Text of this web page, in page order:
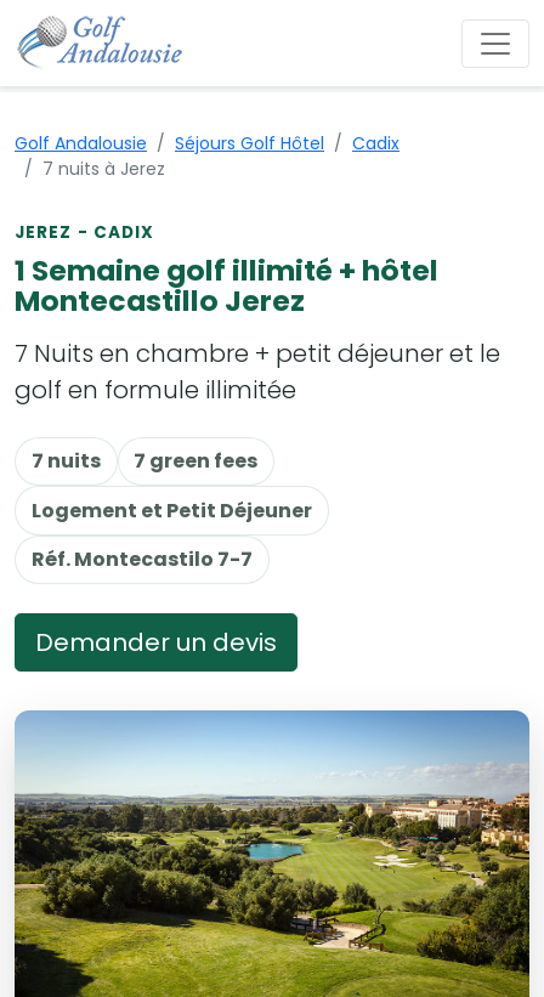
Golf Andalousie Séjours Golf Hôtel
Cadix
7 nuits à Jerez
JEREZ - CADIX
1 Semaine golf illimité + hôtel
Montecastillo Jerez
7 Nuits en chambre + petit déjeuner et le
golf en formule illimitée
7 nuits
7 green fees
Logement et Petit Déjeuner
Réf. Montecastilo 7-7
Demander un devis